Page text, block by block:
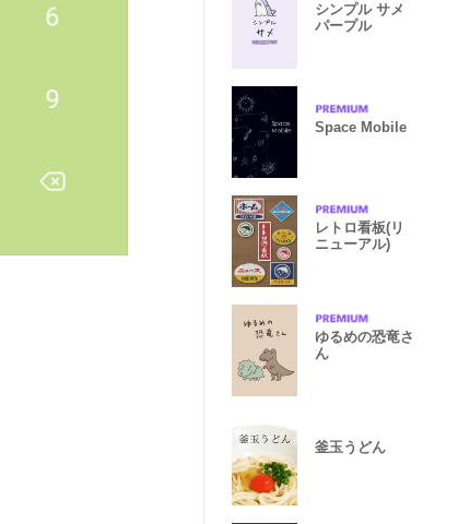
シンプル サメ
パープル
Space Mobile
レトロ看板(リ
ニューアル)
ゆるめの恐竜さ
ん
釜玉うどん